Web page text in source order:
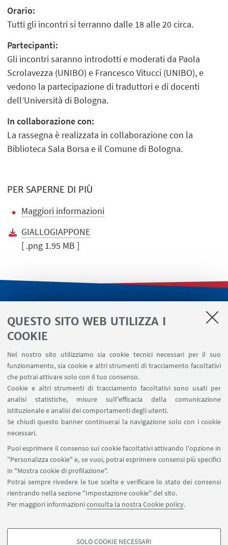
QUESTO SITO WEB UTILIZZA I
COOKIE
Nel nostro sito utilizziamo sia cookie tecnici necessari per il suo
funzionamento, sia cookie e altri strumenti di tracciamento facoltativi
che potrai attivare solo con il tuo consenso.
Cookie e altri strumenti di tracciamento facoltativi sono usati per
analisi statistiche, misure sull'efficacia della comunicazione
istituzionale e analisi dei comportamenti degli utenti.
Se chiudi questo banner continuerai la navigazione solo con i cookie
necessari.
Puoi esprimere il consenso sui cookie facoltativi attivando l'opzione in
"Personalizza cookie" e, se vuoi, potrai esprimere consensi più specifici
in "Mostra cookie di profilazione".
Potrai sempre rivedere le tue scelte e verificare lo stato dei consensi
rientrando nella sezione "Impostazione cookie" del sito.
Per maggiori informazioniconsulta la nostra Cookie policy.
SOLO COOKIE NECESSARI
Orario:
Tutti gli incontri si terranno dalle 18 alle 20 circa.
Partecipanti:
Gli incontri saranno introdotti e moderati da Paola
Scrolavezza (UNIBO) e Francesco Vitucci (UNIBO), e
vedono la partecipazione di traduttori e di docenti
dell’Università di Bologna.
In collaborazione con:
La rassegna è realizzata in collaborazione con la
Biblioteca Sala Borsa e il Comune di Bologna.
PER SAPERNE DI PIÙ
Maggiori informazioni
GIALLOGIAPPONE
[ .png 1.95 MB ]
Segnala un evento
Contatti
SEGUI IL DIPARTIMENTO SU:
SEGUI UNIBO SU:
APP: